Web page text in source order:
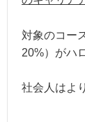
対象のコー
20%）がハ
社会人はよ